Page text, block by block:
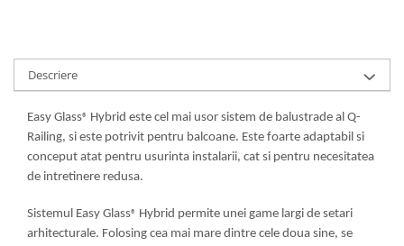
Descriere
Easy Glass® Hybrid este cel mai usor sistem de balustrade al Q-
Railing, si este potrivit pentru balcoane. Este foarte adaptabil si
conceput atat pentru usurinta instalarii, cat si pentru necesitatea
de intretinere redusa.
Sistemul Easy Glass® Hybrid permite unei game largi de setari
arhitecturale. Folosing cea mai mare dintre cele doua sine, se